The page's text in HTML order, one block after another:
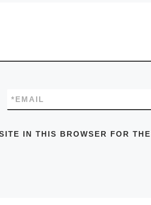
EMAIL
*
IN THIS BROWSER FOR